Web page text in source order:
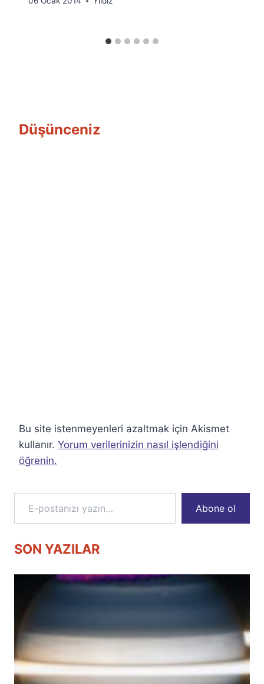
Düşünceniz
Bu site istenmeyenleri azaltmak için Akismet
kullanır. Yorum verilerinizin nasıl işlendiğini
öğrenin.
E-postanızı yazın…
Abone ol
SON YAZILAR